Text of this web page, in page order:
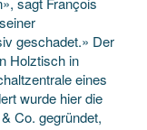
geschadet.» Der
Holztisch in
eines
wurde hier die
Co. gegründet,